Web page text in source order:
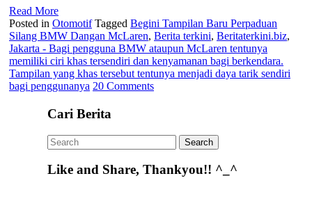
Read More
Posted in Otomotif Tagged Begini Tampilan Baru Perpaduan
Silang BMW Dangan McLaren, Berita terkini, Beritaterkini.biz,
Jakarta - Bagi pengguna BMW ataupun McLaren tentunya
memiliki ciri khas tersendiri dan kenyamanan bagi berkendara.
Tampilan yang khas tersebut tentunya menjadi daya tarik sendiri
bagi penggunanya 20 Comments
Cari Berita
Like and Share, Thankyou!! ^_^